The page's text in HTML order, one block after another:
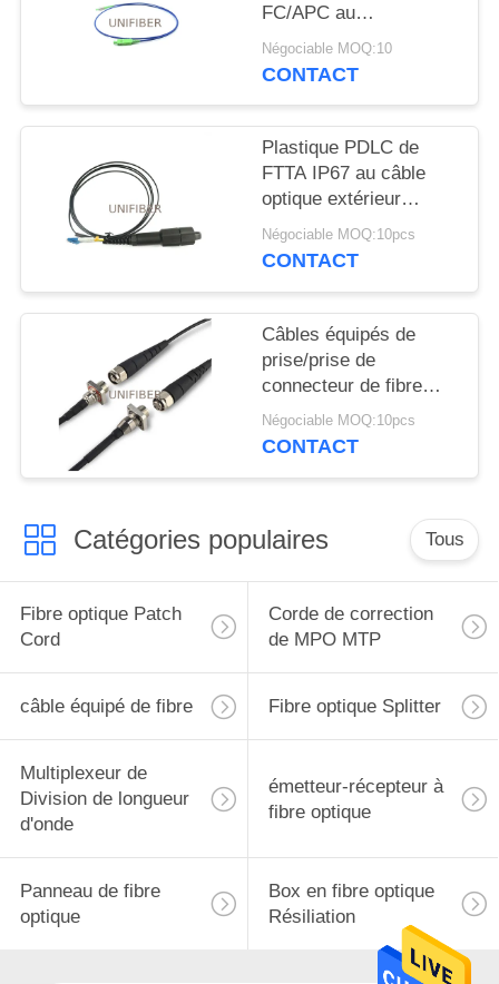
PRIVACY
POLICY
FC/APC au
fonctionnement lent
d'axe de SC/APC
Négociable MOQ:10
CONTACT
Plastique PDLC de
FTTA IP67 au câble
optique extérieur
duplex de correction de
fibre de LC
Négociable MOQ:10pcs
CONTACT
Câbles équipés de
prise/prise de
connecteur de fibre
d'ODC-2 ODC-4
Négociable MOQ:10pcs
CONTACT
Catégories populaires Tous
Fibre optique Patch
Cord
Corde de correction
de MPO MTP
câble équipé de fibre Fibre optique Splitter
Multiplexeur de
Division de longueur
d'onde
émetteur-récepteur à
fibre optique
Panneau de fibre
optique
Box en fibre optique
Résiliation